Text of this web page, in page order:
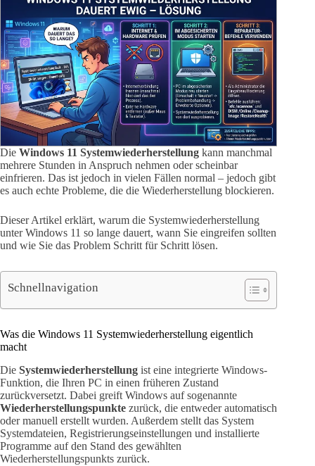
Die Windows 11 Systemwiederherstellung kann manchmal
mehrere Stunden in Anspruch nehmen oder scheinbar
einfrieren. Das ist jedoch in vielen Fällen normal – jedoch gibt
es auch echte Probleme, die die Wiederherstellung blockieren.
Dieser Artikel erklärt, warum die Systemwiederherstellung
unter Windows 11 so lange dauert, wann Sie eingreifen sollten
und wie Sie das Problem Schritt für Schritt lösen.
Schnellnavigation
Was die Windows 11 Systemwiederherstellung eigentlich
macht
Die Systemwiederherstellung ist eine integrierte Windows-
Funktion, die Ihren PC in einen früheren Zustand
zurückversetzt. Dabei greift Windows auf sogenannte
Wiederherstellungspunkte zurück, die entweder automatisch
oder manuell erstellt wurden. Außerdem stellt das System
Systemdateien, Registrierungseinstellungen und installierte
Programme auf den Stand des gewählten
Wiederherstellungspunkts zurück.